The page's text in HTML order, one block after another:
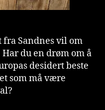
Sandnes vil om
du en drøm om å
desidert beste
som må være